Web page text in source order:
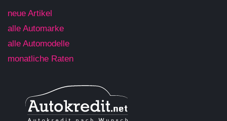
neue Artikel
alle Automarke
alle Automodelle
monatliche Raten